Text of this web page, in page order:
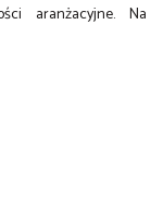
aranżacyjne. Na